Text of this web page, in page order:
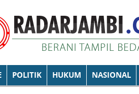
POLITIK HUKUM NASIONAL